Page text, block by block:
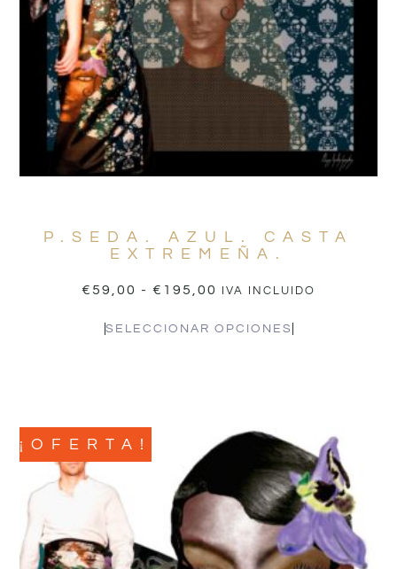
P.SEDA. AZUL. CASTA
EXTREMEÑA.
€59,00 - € 195,00 IVA INCLUIDO
SELECCIONAR OPCIONES
¡OFERTA!